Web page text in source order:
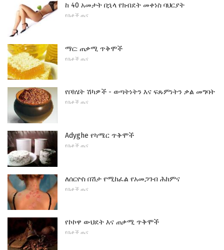
ከ 40 አመታት በኋላ የክብደት መቀነስ ባህርያት
የሴቶች ጤና
ማር: ጠቃሚ ጥቅሞች
የሴቶች ጤና
የቦክሄት ሽካዎች - ወጣትነትን እና ፍጹምነትን ቃል መግባት
የሴቶች ጤና
Adyghe የካሜር ጥቅሞች
የሴቶች ጤና
ለሰርዮስ በሽታ የሚከፈል የአመጋገብ ሕክምና
የሴቶች ጤና
የኮኮዋ ውህደት እና ጠቃሚ ጥቅሞች
የሴቶች ጤና